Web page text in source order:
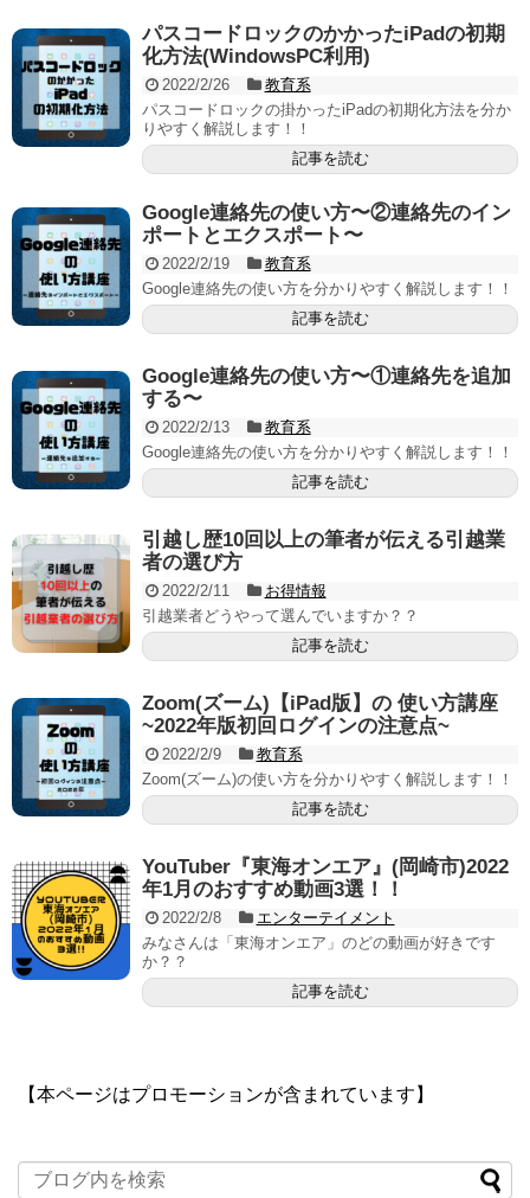
パスコードロックのかかったiPadの初期
化方法(WindowsPC利用)
2022/2/26
教育系
パスコードロックの掛かったiPadの初期化方法を分か
りやすく解説します！！
記事を読む
Google連絡先の使い方〜②連絡先のイン
ポートとエクスポート〜
2022/2/19
教育系
Google連絡先の使い方を分かりやすく解説します！！
記事を読む
Google連絡先の使い方〜①連絡先を追加
する〜
2022/2/13
教育系
Google連絡先の使い方を分かりやすく解説します！！
記事を読む
引越し歴10回以上の筆者が伝える引越業
者の選び方
2022/2/11
お得情報
引越業者どうやって選んでいますか？？
記事を読む
Zoom(ズーム)【iPad版】の 使い方講座
~2022年版初回ログインの注意点~
2022/2/9
教育系
Zoom(ズーム)の使い方を分かりやすく解説します！！
記事を読む
YouTuber『東海オンエア』(岡崎市)2022
年1月のおすすめ動画3選！！
2022/2/8
エンターテイメント
みなさんは「東海オンエア」のどの動画が好きです
か？？
記事を読む
【本ページはプロモーションが含まれています】